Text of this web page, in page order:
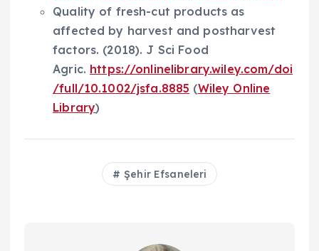
Quality of fresh-cut products as
affected by harvest and postharvest
factors. (2018). J Sci Food
Agric. https://onlinelibrary.wiley.com/doi
/full/10.1002/jsfa.8885 (Wiley Online
Library)
Şehir Efsaneleri